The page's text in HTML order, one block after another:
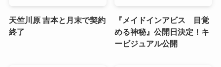
天竺川原 吉本と月末で契約
終了
『メイドインアビス 目覚
める神秘』公開日決定！キ
ービジュアル公開